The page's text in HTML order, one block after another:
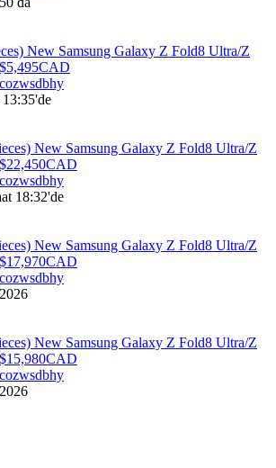
New Samsung Galaxy Z Fold8 Ultra/Z
cozwsdbhy
13:35'de
New Samsung Galaxy Z Fold8 Ultra/Z
cozwsdbhy
18:32'de
New Samsung Galaxy Z Fold8 Ultra/Z
cozwsdbhy
New Samsung Galaxy Z Fold8 Ultra/Z
cozwsdbhy